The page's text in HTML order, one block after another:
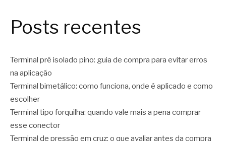
Posts recentes
Terminal pré isolado pino: guia de compra para evitar erros
na aplicação
Terminal bimetálico: como funciona, onde é aplicado e como
escolher
Terminal tipo forquilha: quando vale mais a pena comprar
esse conector
Terminal de pressão em cruz: o que avaliar antes da compra